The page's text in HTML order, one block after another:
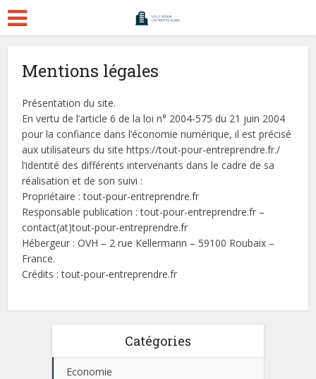
Mentions légales
Présentation du site.
En vertu de l’article 6 de la loi n° 2004-575 du 21 juin 2004
pour la confiance dans l’économie numérique, il est précisé
aux utilisateurs du site https://tout-pour-entreprendre.fr./
l’identité des différents intervenants dans le cadre de sa
réalisation et de son suivi :
Propriétaire : tout-pour-entreprendre.fr
Responsable publication : tout-pour-entreprendre.fr –
contact(at)tout-pour-entreprendre.fr
Hébergeur : OVH – 2 rue Kellermann – 59100 Roubaix –
France.
Crédits : tout-pour-entreprendre.fr
Catégories
Economie